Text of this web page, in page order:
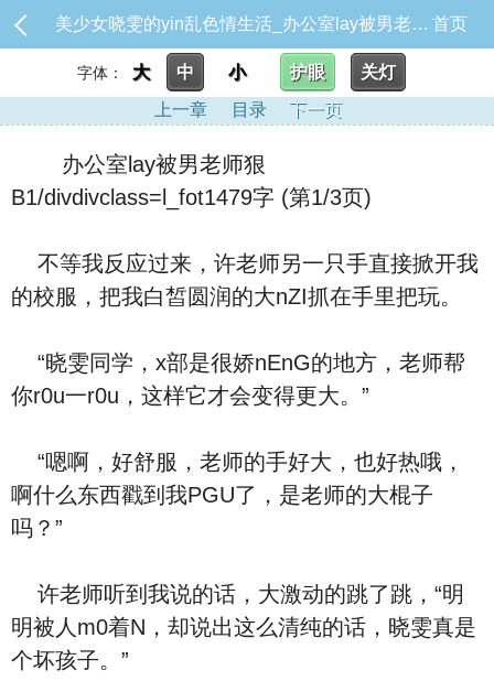
美少女晓雯的yin乱色情生活_办公室lay被男老师狠B1/divdivclass=l_fot1479字 首页
字体： 大 中 小 护眼
关灯
上一章
目录 下一页
办公室lay被男老师狠
B1/divdivclass=l_fot1479字 (第1/3页)
不等我反应过来，许老师另一只手直接掀开我
的校服，把我白皙圆润的大nZI抓在手里把玩。
“晓雯同学，x部是很娇nEnG的地方，老师帮
你r0u一r0u，这样它才会变得更大。”
“嗯啊，好舒服，老师的手好大，也好热哦，
啊什么东西戳到我PGU了，是老师的大棍子
吗？”
许老师听到我说的话，大激动的跳了跳，“明
明被人m0着N，却说出这么清纯的话，晓雯真是
个坏孩子。”